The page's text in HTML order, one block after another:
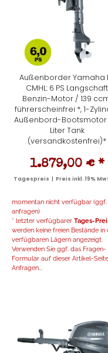
Außenborder Yamaha
CMHL: 6 PS Langschaft
Benzin-Motor / 139
führerscheinfrei *, 1-
Außenbord-Bootsmotor -
Liter Tank
(versandkostenfrei)*
1.879,00 € *
Tagespreis | Preis inkl. 19%
momentan nicht verfügbar
anfragen)
* letzter verfügbarer Tages-
werden keine freien Bestände in
verfügbaren Lägern angezeigt.
Verwenden Sie ggf. das Fragen-
Formular auf dieser Artikel-
Anfragen...